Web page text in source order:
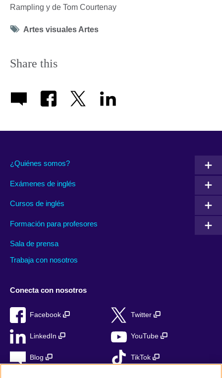
Rampling y de Tom Courtenay
Tag
Artes visuales Artes
Share this
¿Quiénes somos?
Exámenes de inglés
Cursos de inglés
Formación para profesores
Sala de prensa
Trabaja con nosotros
Conecta con nosotros
Facebook Twitter
LinkedIn YouTube
Blog TikTok